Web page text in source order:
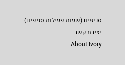
סניפים (שעות פעילות סניפים)
יצירת קשר
About Ivory